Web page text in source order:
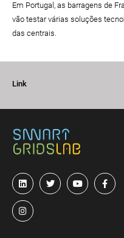
Em Portugal, as barragens de
vão testar várias soluções
das centrais.
Link